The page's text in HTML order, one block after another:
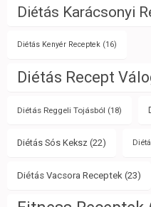
Diétás Karácsonyi
Diétás Kenyér Receptek (16)
Diétás Recept
Diétás Reggeli Tojásból (18)
Diétás Sós Keksz (22)
Diétás Vacsora Receptek (23)